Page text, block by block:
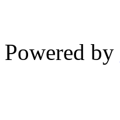
Powered by